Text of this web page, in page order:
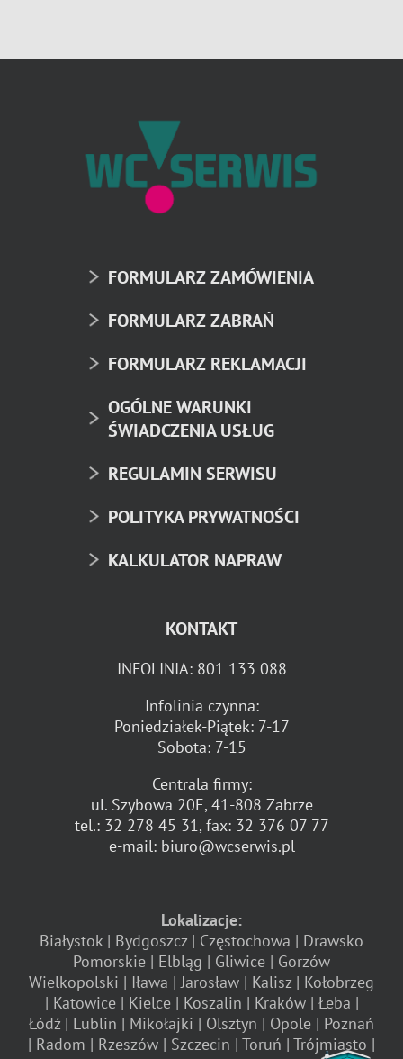
FORMULARZ ZAMÓWIENIA
FORMULARZ ZABRAŃ
FORMULARZ REKLAMACJI
OGÓLNE WARUNKI
ŚWIADCZENIA USŁUG
REGULAMIN SERWISU
POLITYKA PRYWATNOŚCI
KALKULATOR NAPRAW
KONTAKT
INFOLINIA: 801 133 088
Infolinia czynna:
Poniedziałek-Piątek: 7-17
Sobota: 7-15
Centrala firmy:
ul. Szybowa 20E, 41-808 Zabrze
tel.: 32 278 45 31, fax: 32 376 07 77
e-mail: biuro@wcserwis.pl
Lokalizacje:
Białystok
Bydgoszcz Częstochowa
Drawsko
Pomorskie
Elbląg Gliwice
Gorzów
Wielkopolski
Iława Jarosław Kalisz
Kołobrzeg
Katowice
Kielce Koszalin Kraków
Łeba
Łódź
Lublin Mikołajki Olsztyn Opole
Poznań
Radom
Rzeszów Szczecin Toruń
Trójmiasto